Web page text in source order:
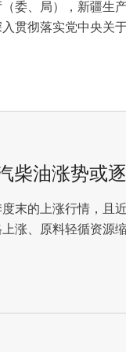
委、局），新疆生
贯彻落实党中央关
柴油涨势或
末的上涨行情，且
涨、原料轻循资源